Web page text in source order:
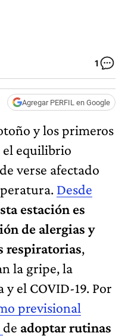
1
Agregar PERFIL en Google
y los primeros
el equilibrio
verse afectado
Desde
estación es
de alergias y
respiratorias,
la gripe, la
el COVID-19. Por
previsional
de adoptar rutinas